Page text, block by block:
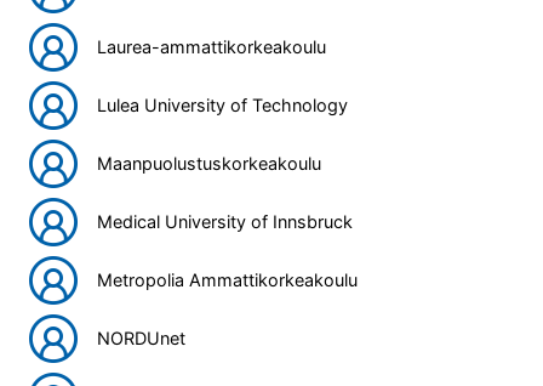
Laurea-ammattikorkeakoulu
Lulea University of Technology
Maanpuolustuskorkeakoulu
Medical University of Innsbruck
Metropolia Ammattikorkeakoulu
NORDUnet